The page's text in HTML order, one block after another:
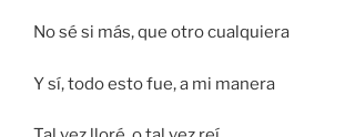
No sé si más, que otro cualquiera
Y sí, todo esto fue, a mi manera